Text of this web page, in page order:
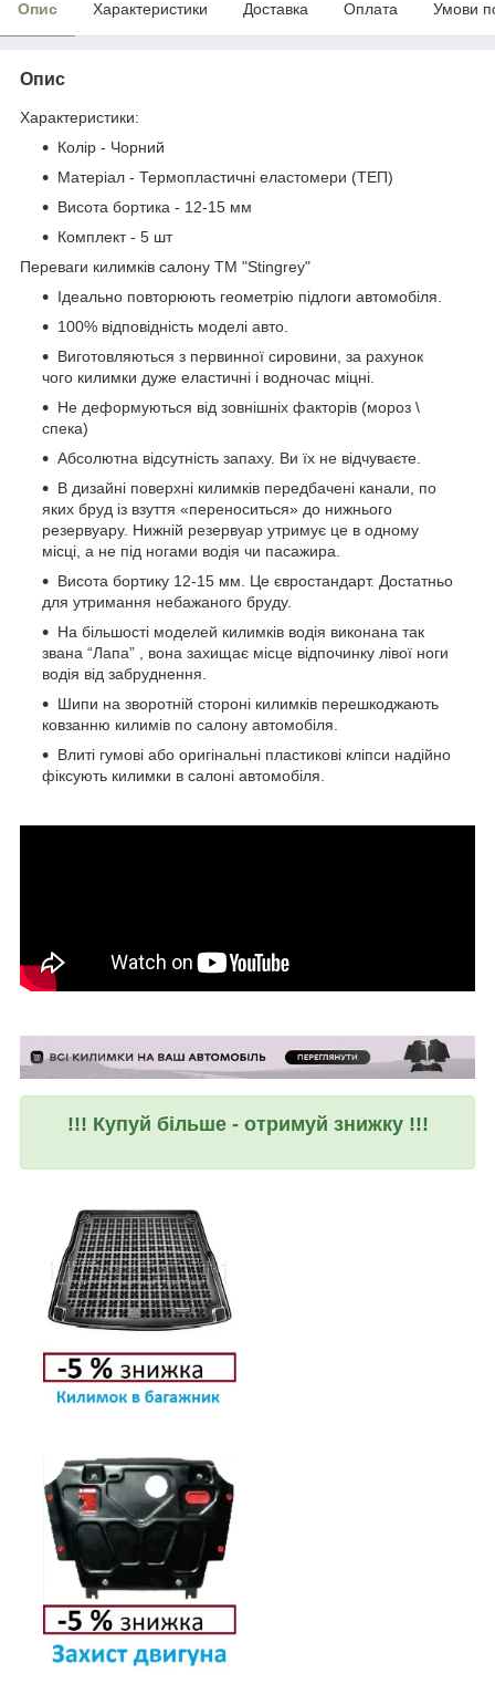
Опис Характеристики Доставка Оплата Умови
Опис
Характеристики:
Колір - Чорний
Матеріал - Термопластичні еластомери (ТЕП)
Висота бортика - 12-15 мм
Комплект - 5 шт
Переваги килимків салону ТМ "Stingrey"
Ідеально повторюють геометрію підлоги автомобіля.
100% відповідність моделі авто.
Виготовляються з первинної сировини, за рахунок
чого килимки дуже еластичні і водночас міцні.
Не деформуються від зовнішніх факторів (мороз \
спека)
Абсолютна відсутність запаху. Ви їх не відчуваєте.
В дизайні поверхні килимків передбачені канали, по
яких бруд із взуття «переноситься» до нижнього
резервуару. Нижній резервуар утримує це в одному
місці, а не під ногами водія чи пасажира.
Висота бортику 12-15 мм. Це євростандарт. Достатньо
для утримання небажаного бруду.
На більшості моделей килимків водія виконана так
звана “Лапа” , вона захищає місце відпочинку лівої ноги
водія від забруднення.
Шипи на зворотній стороні килимків перешкоджають
ковзанню килимів по салону автомобіля.
Влиті гумові або оригінальні пластикові кліпси надійно
фіксують килимки в салоні автомобіля.
!!! Купуй більше - отримуй знижку !!!